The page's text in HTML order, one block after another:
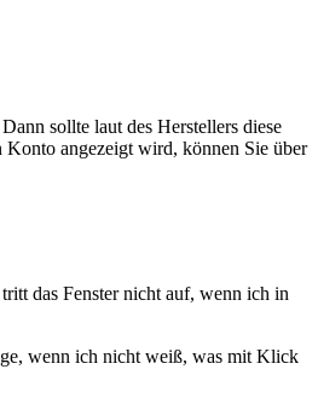
sollte laut des Herstellers diese
Konto angezeigt wird, können Sie über
das Fenster nicht auf, wenn ich in
wenn ich nicht weiß, was mit Klick